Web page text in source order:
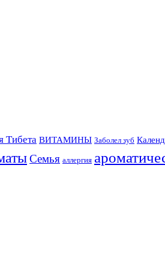
Тибета ВИТАМИНЫ Заболел зуб
Семья аллергия